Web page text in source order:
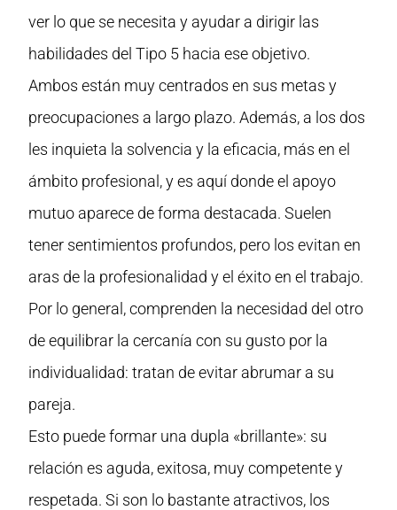
ver lo que se necesita y ayudar a dirigir las
habilidades del Tipo 5 hacia ese objetivo.
Ambos están muy centrados en sus metas y
preocupaciones a largo plazo. Además, a los dos
les inquieta la solvencia y la eficacia, más en el
ámbito profesional, y es aquí donde el apoyo
mutuo aparece de forma destacada. Suelen
tener sentimientos profundos, pero los evitan en
aras de la profesionalidad y el éxito en el trabajo.
Por lo general, comprenden la necesidad del otro
de equilibrar la cercanía con su gusto por la
individualidad: tratan de evitar abrumar a su
pareja.
Esto puede formar una dupla «brillante»: su
relación es aguda, exitosa, muy competente y
respetada. Si son lo bastante atractivos, los